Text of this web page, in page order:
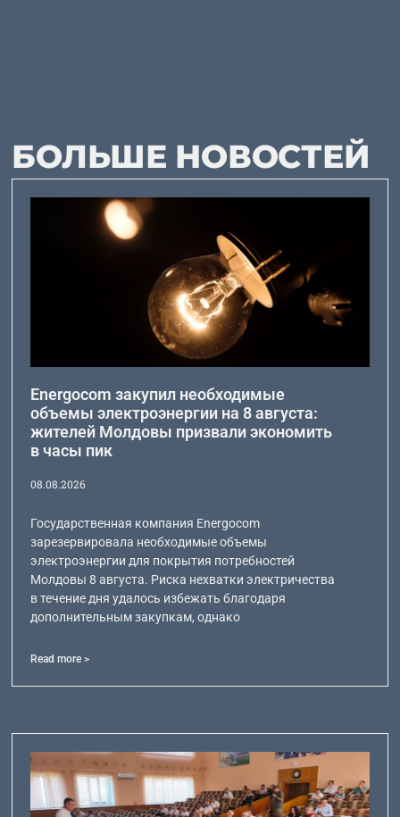
БОЛЬШЕ НОВОСТЕЙ
Energocom закупил необходимые
объемы электроэнергии на 8 августа:
жителей Молдовы призвали экономить
в часы пик
08.08.2026
Государственная компания Energocom
зарезервировала необходимые объемы
электроэнергии для покрытия потребностей
Молдовы 8 августа. Риска нехватки электричества
в течение дня удалось избежать благодаря
дополнительным закупкам, однако
Read more >